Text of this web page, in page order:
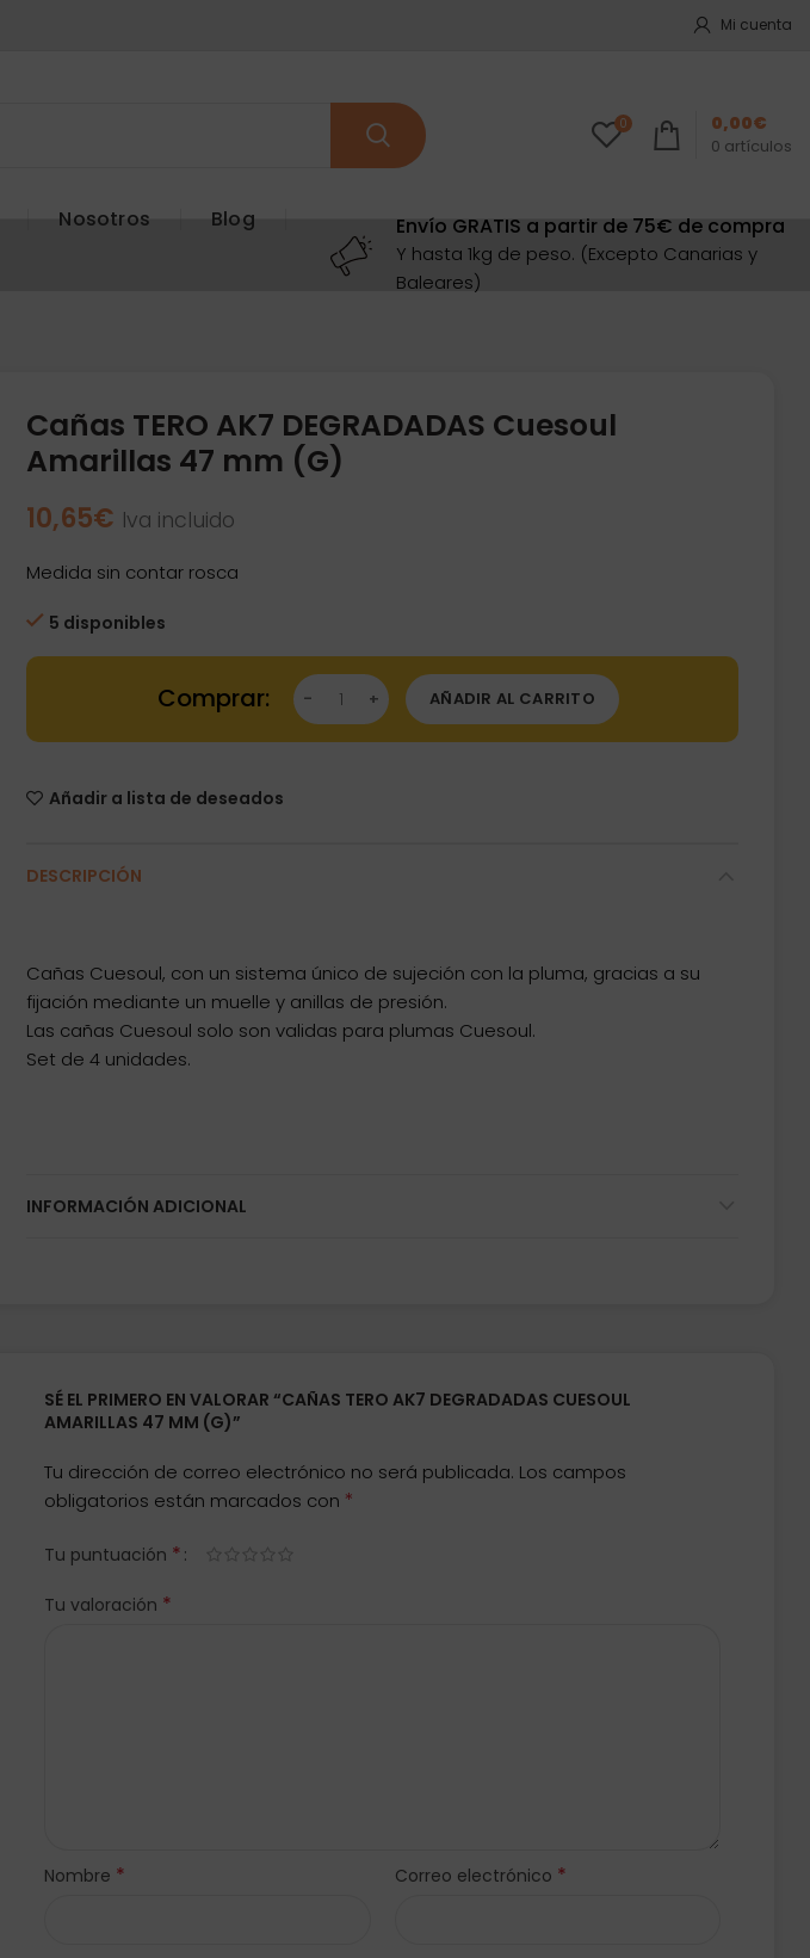
Mi cuenta
0
0 artículos
0,00€
Nosotros Blog Envío GRATIS a partir de 75€ de compra
Y hasta 1kg de peso. (Excepto Canarias y
Baleares)
Cañas TERO AK7 DEGRADADAS Cuesoul
Amarillas 47 mm (G)
10,65€ Iva incluido
Medida sin contar rosca
5 disponibles
Cañas TERO AK7 DEGRADADAS Cuesoul Amarillas 47 mm (G) cantidad
AÑADIR AL CARRITO
Añadir a lista de deseados
DESCRIPCIÓN
Cañas Cuesoul, con un sistema único de sujeción con la pluma, gracias a su
fijación mediante un muelle y anillas de presión.
Las cañas Cuesoul solo son validas para plumas Cuesoul.
Set de 4 unidades.
INFORMACIÓN ADICIONAL
SÉ EL PRIMERO EN VALORAR “CAÑAS TERO AK7 DEGRADADAS CUESOUL
AMARILLAS 47 MM (G)”
Tu dirección de correo electrónico no será publicada. Los campos
obligatorios están marcados con *
Tu puntuación *
Tu valoración *
Nombre * Correo electrónico *